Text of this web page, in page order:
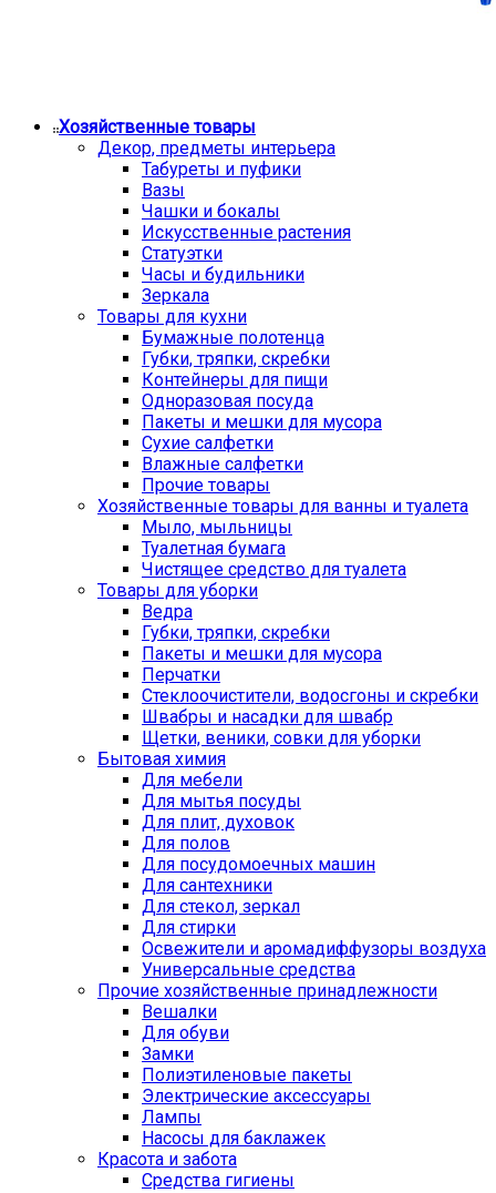
Хозяйственные товары
Декор, предметы интерьера
Табуреты и пуфики
Вазы
Чашки и бокалы
Искусственные растения
Статуэтки
Часы и будильники
Зеркала
Товары для кухни
Бумажные полотенца
Губки, тряпки, скребки
Контейнеры для пищи
Одноразовая посуда
Пакеты и мешки для мусора
Сухие салфетки
Влажные салфетки
Прочие товары
Хозяйственные товары для ванны и туалета
Мыло, мыльницы
Туалетная бумага
Чистящее средство для туалета
Товары для уборки
Ведра
Губки, тряпки, скребки
Пакеты и мешки для мусора
Перчатки
Стеклоочистители, водосгоны и скребки
Швабры и насадки для швабр
Щетки, веники, совки для уборки
Бытовая химия
Для мебели
Для мытья посуды
Для плит, духовок
Для полов
Для посудомоечных машин
Для сантехники
Для стекол, зеркал
Для стирки
Освежители и аромадиффузоры воздуха
Универсальные средства
Прочие хозяйственные принадлежности
Вешалки
Для обуви
Замки
Полиэтиленовые пакеты
Электрические аксессуары
Лампы
Насосы для баклажек
Красота и забота
Средства гигиены